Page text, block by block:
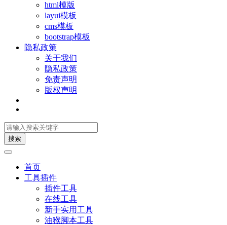
html模版
layui模板
cms模板
bootstrap模板
隐私政策
关于我们
隐私政策
免责声明
版权声明
搜索
首页
工具插件
插件工具
在线工具
新手实用工具
油猴脚本工具